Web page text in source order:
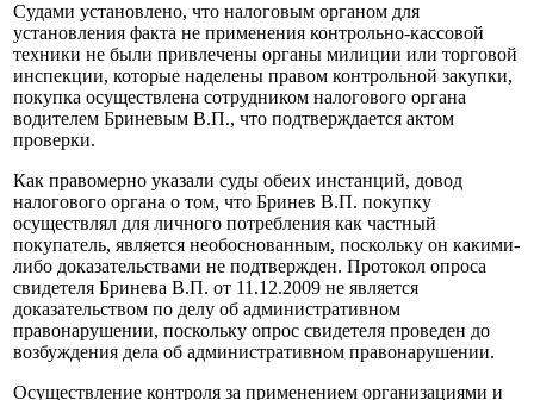
Судами установлено, что налоговым органом для
установления факта не применения контрольно-кассовой
техники не были привлечены органы милиции или торговой
инспекции, которые наделены правом контрольной закупки,
покупка осуществлена сотрудником налогового органа
водителем Бриневым В.П., что подтверждается актом
проверки.
Как правомерно указали суды обеих инстанций, довод
налогового органа о том, что Бринев В.П. покупку
осуществлял для личного потребления как частный
покупатель, является необоснованным, поскольку он какими-
либо доказательствами не подтвержден. Протокол опроса
свидетеля Бринева В.П. от 11.12.2009 не является
доказательством по делу об административном
правонарушении, поскольку опрос свидетеля проведен до
возбуждения дела об административном правонарушении.
Осуществление контроля за применением организациями и